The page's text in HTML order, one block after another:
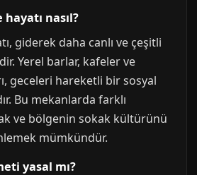
nasıl?
giderek daha canlı ve çeşitli
Yerel barlar, kafeler ve
geceleri hareketli bir sosyal
Bu mekanlarda farklı
ve bölgenin sokak kültürünü
mümkündür.
yasal mı?